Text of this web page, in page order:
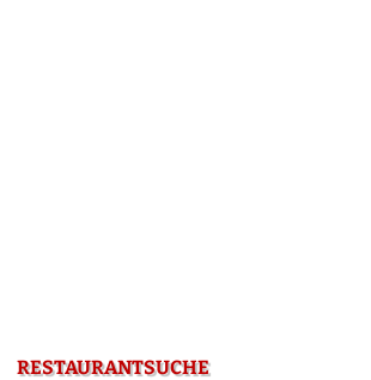
RESTAURANTSUCHE